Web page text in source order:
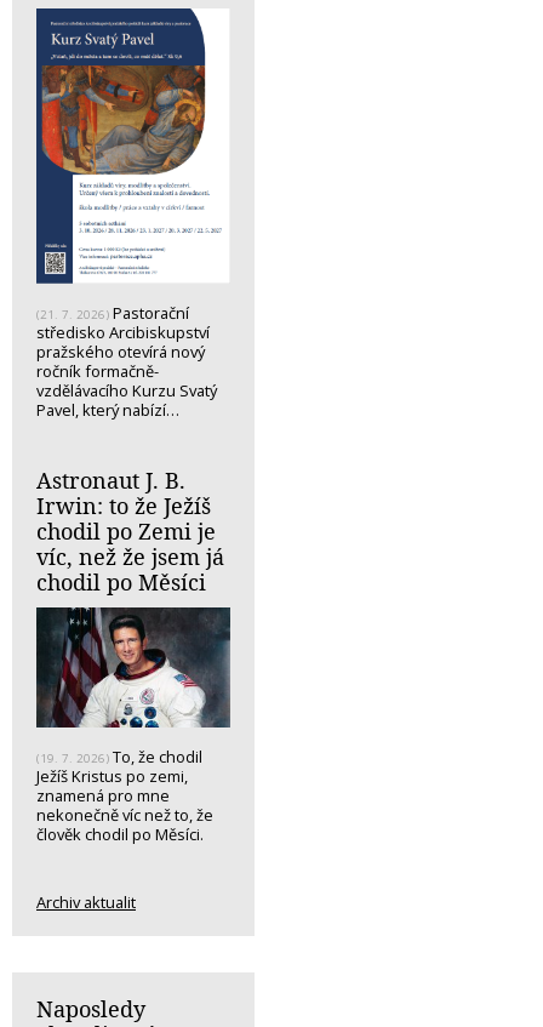
(21. 7. 2026) Pastorační
středisko Arcibiskupství
pražského otevírá nový
ročník formačně-
vzdělávacího Kurzu Svatý
Pavel, který nabízí…
Astronaut J. B.
Irwin: to že Ježíš
chodil po Zemi je
víc, než že jsem já
chodil po Měsíci
(19. 7. 2026) To, že chodil
Ježíš Kristus po zemi,
znamená pro mne
nekonečně víc než to, že
člověk chodil po Měsíci.
Archiv aktualit
Naposledy